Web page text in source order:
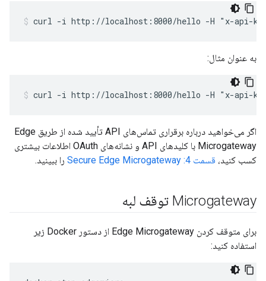
curl -i http://localhost:8000/hello -H "x-api-
به عنوان مثال:
curl -i http://localhost:8000/hello -H "x-api-
اگر می‌خواهید درباره برقراری تماس‌های API تأیید شده از طریق Edge
Microgateway با کلیدهای API و نشانه‌های OAuth اطلاعات بیشتری
کسب کنید، قسمت 4: Secure Edge Microgateway را ببینید.
Microgateway توقف لبه
برای متوقف کردن Edge Microgateway از دستور Docker زیر
استفاده کنید: